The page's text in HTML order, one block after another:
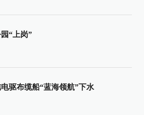
“上岗”
驱布缆船“蓝海领航”下水